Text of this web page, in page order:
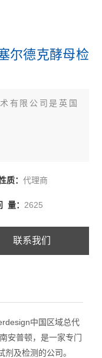
尔德克酵母检
有限公司是英国
质： 代理商
量： 2625
联系我们
中国区域总代
安普顿，是一家专门
及检测的公司。